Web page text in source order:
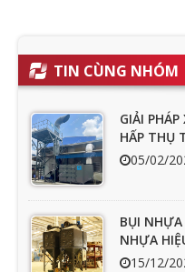
TIN CÙNG NHÓM
GIẢI
HẤP THỤ
05/02/
BỤI NHỰA
NHỰA
15/12/